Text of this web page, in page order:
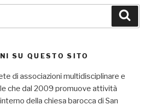
SU QUESTO SITO
di associazioni multidisciplinare e
che dal 2009 promuove attività
della chiesa barocca di San